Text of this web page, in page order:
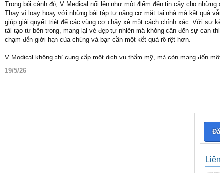
Trong bối cảnh đó, V Medical nổi lên như một điểm đến tin cậy cho
Thay vì loay hoay với những bài tập tự nâng cơ mặt tại nhà mà kết quả
giúp giải quyết triệt để các vùng cơ chảy xệ một cách chính xác. Với sự
tái tạo từ bên trong, mang lại vẻ đẹp tự nhiên mà không cần đến sự can
chạm đến giới hạn của chúng và bạn cần một kết quả rõ rệt hơn.
V Medical không chỉ cung cấp một dịch vụ thẩm mỹ, mà còn mang đến
19/5/26